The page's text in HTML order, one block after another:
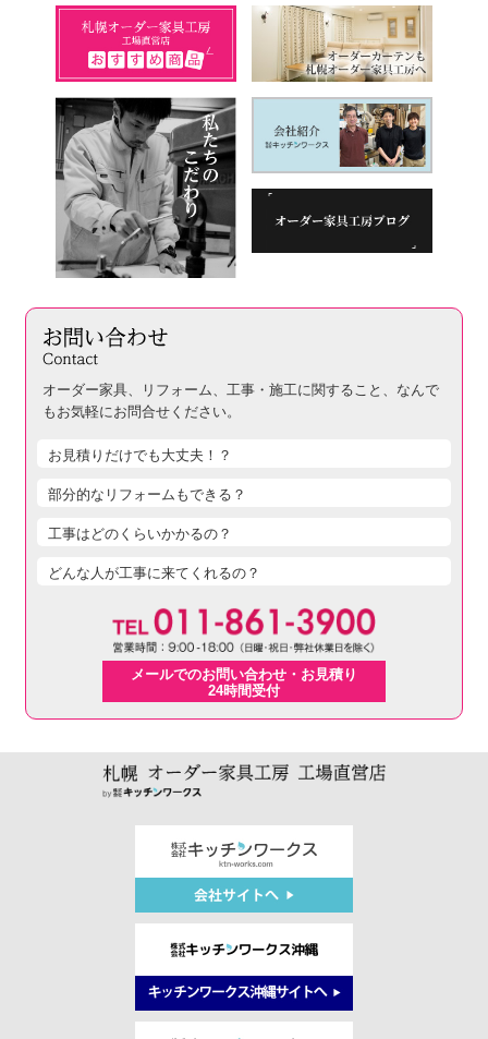
オーダー家具、リフォーム、工事・施工に関すること、 なんで
もお気軽にお問合せください。
お見積りだけでも大丈夫！？
部分的なリフォームもできる？
工事はどのくらいかかるの？
どんな人が工事に来てくれるの？
メールでのお問い合わせ・お見積り
24時間受付